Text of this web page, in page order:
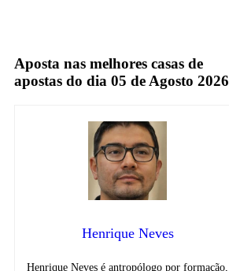
Aposta nas melhores casas de
apostas do dia 05 de Agosto 2026
Henrique Neves
Henrique Neves é antropólogo por formação,